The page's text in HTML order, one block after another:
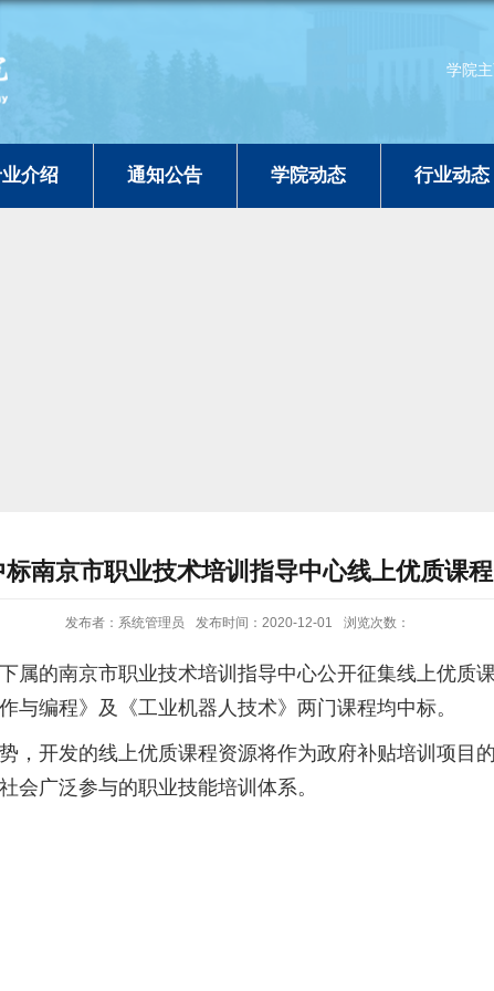
学院
介绍 通知公告 学院动态 行业动态
标南京市职业技术培训指导中心线上优质课
发布者：系统管理员 发布时间：2020-12-01 浏览次数：
属的南京市职业技术培训指导中心公开征集线上优质
与编程》及《工业机器人技术》两门课程均中标。
，开发的线上优质课程资源将作为政府补贴培训项目
会广泛参与的职业技能培训体系。